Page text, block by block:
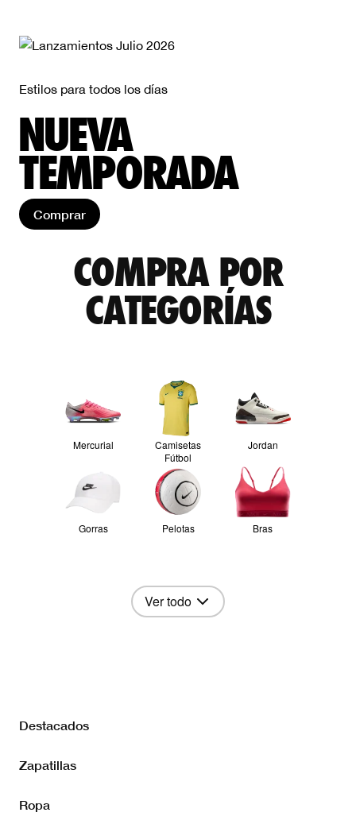
Estilos para todos los días
NUEVA
TEMPORADA
Comprar
COMPRA POR
CATEGORÍAS
Mercurial
Camisetas
Fútbol
Jordan
Gorras Pelotas Bras
Ver todo
Destacados
Zapatillas
Ropa